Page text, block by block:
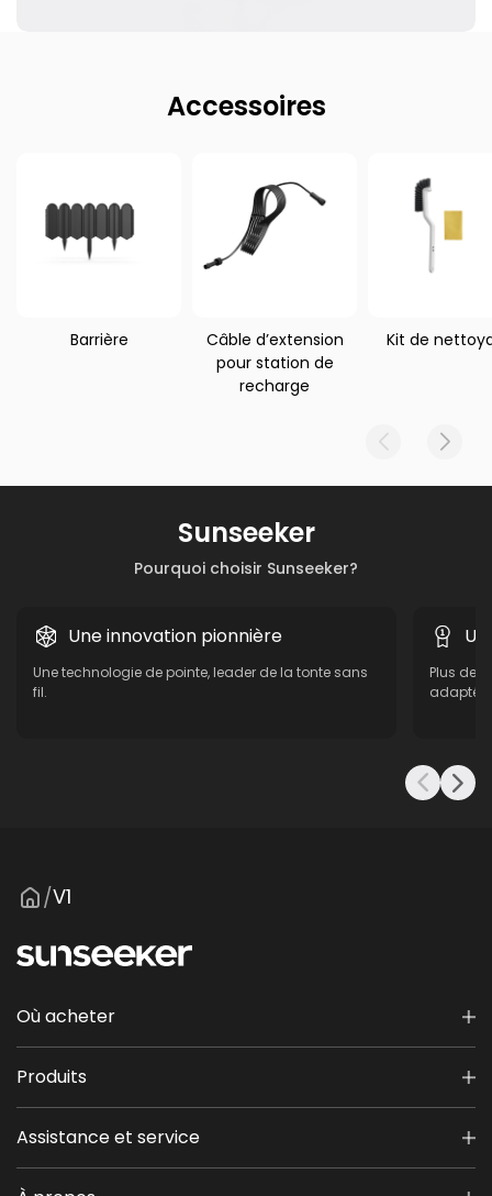
Accessoires
Barrière
Câble d’extension
pour station de
recharge
Kit de
Pourquoi choisir Sunseeker?
Sunseeker
Une innovation pionnière
Une technologie de pointe, leader de la tonte sans
fil.
Plus de
adaptée
/V1
Où acheter
Produits
Assistance et service